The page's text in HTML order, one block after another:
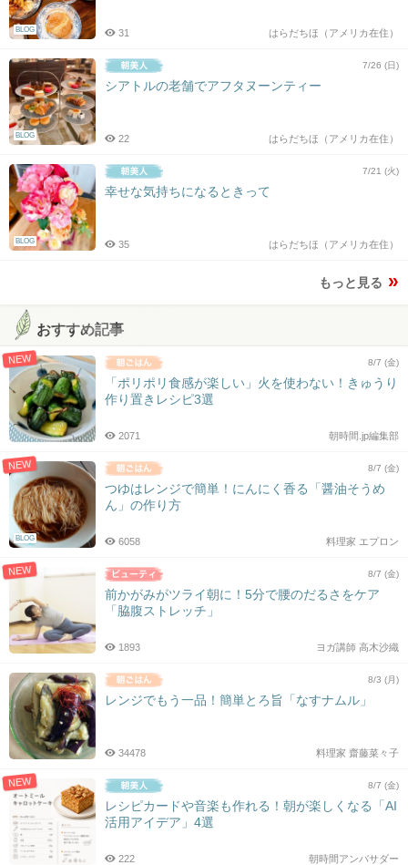
BLOG はらだちほ（アメリカ在住）
31
BLOG
7/26 (日)
シアトルの老舗でアフタヌーンティー
はらだちほ（アメリカ在住）
22
BLOG
7/21 (火)
幸せな気持ちになるときって
はらだちほ（アメリカ在住）
35
もっと見る
おすすめ記事
NEW 8/7 (金)
「ポリポリ食感が楽しい」火を使わない！きゅうり
作り置きレシピ3選
朝時間.jp編集部
2071
NEW
BLOG
8/7 (金)
つゆはレンジで簡単！にんにく香る「醤油そうめ
ん」の作り方
料理家 エプロン
6058
NEW 8/7 (金)
前かがみがツライ朝に！5分で腰のだるさをケア
「脇腹ストレッチ」
ヨガ講師 高木沙織
1893
8/3 (月)
レンジでもう一品！簡単とろ旨「なすナムル」
料理家 齋藤菜々子
34478
NEW 8/7 (金)
レシピカードや音楽も作れる！朝が楽しくなる「AI
活用アイデア」4選
朝時間アンバサダー
222